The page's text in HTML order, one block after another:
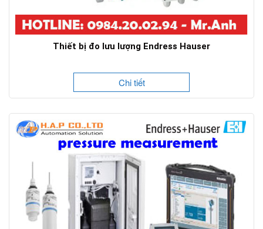
Thiết bị đo lưu lượng Endress Hauser
Chi tiết